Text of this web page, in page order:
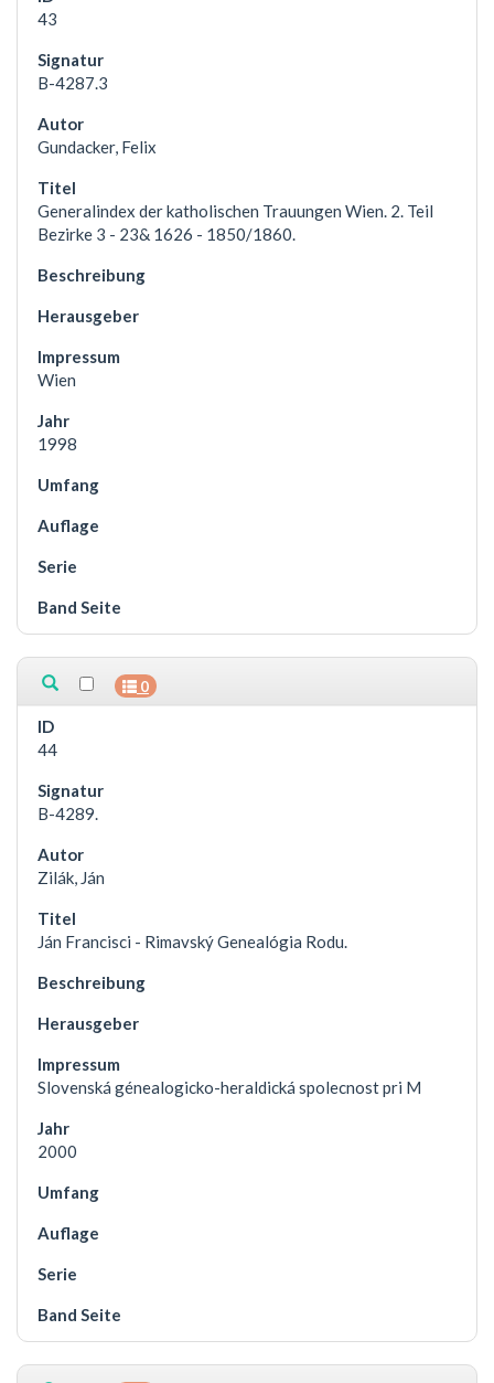
43
B-4287.3
Gundacker, Felix
Generalindex der katholischen Trauungen Wien. 2. Teil
Bezirke 3 - 23& 1626 - 1850/1860.
Wien
1998
0
44
B-4289.
Zilák, Ján
Ján Francisci - Rimavský Genealógia Rodu.
Slovenská génealogicko-heraldická spolecnost pri M
2000